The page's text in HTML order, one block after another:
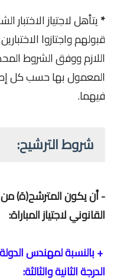
*يتأهل لاجتياز
قبولهم واجتازوا
اللازم ووفق الشروط
المعمول بها حسب كل
فيهما.
شروط الترشيح:
- أن يكون المترشح(ة)
القانوني لاجتياز المباراة:
+ بالنسبة لمهندس
الدرجة الثانية والثالثة: